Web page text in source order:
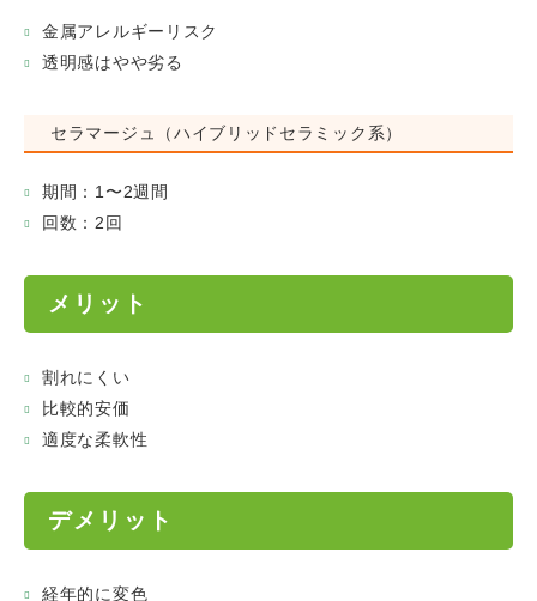
金属アレルギーリスク
透明感はやや劣る
セラマージュ（ハイブリッドセラミック系）
期間：1〜2週間
回数：2回
メリット
割れにくい
比較的安価
適度な柔軟性
デメリット
経年的に変色